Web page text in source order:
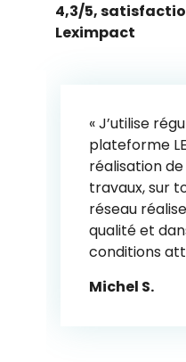
4,3/5,
Leximpact
« J’utilise
plateforme
réalisation
travaux, sur
réseau
qualité et
conditions
Michel S.